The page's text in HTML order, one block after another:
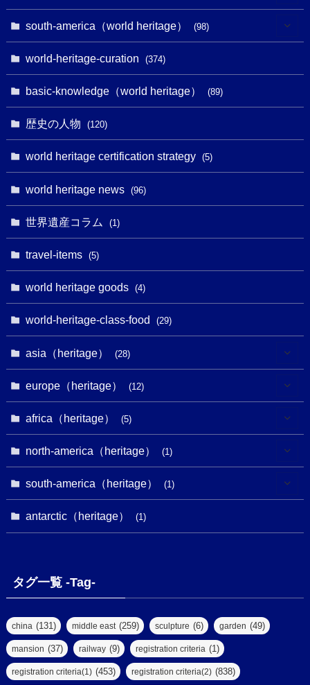
(10)
(10)
(11)
(18)
(3)
(7)
(1)
(5)
(39)
(1)
(43)
(4)
(20)
(2)
(5)
(16)
(62)
(14)
(61)
(32)
(13)
(2)
(2)
(1)
(5)
(2)
(2)
(1)
(8)
(4)
(25)
(6)
(1)
(4)
(1)
(31)
(27)
(10)
(1)
(7)
(2)
(47)
south-america（world heritage） (98)
(14)
(4)
(9)
(3)
(27)
(5)
(8)
world-heritage-curation (374)
basic-knowledge（world heritage） (89)
歴史の人物 (120)
world heritage certification strategy (5)
world heritage news (96)
世界遺産コラム (1)
travel-items (5)
world heritage goods (4)
world-heritage-class-food (29)
asia（heritage） (28)
(1)
(1)
(1)
(18)
(2)
(1)
europe（heritage） (12)
(2)
(1)
(2)
(2)
africa（heritage） (5)
(3)
north-america（heritage） (1)
(1)
(1)
south-america（heritage） (1)
(1)
antarctic（heritage） (1)
タグ一覧 -Tag-
china (131) middle east (259) sculpture (6) garden (49)
mansion (37) railway (9) registration criteria (1)
registration criteria(1) (453) registration criteria(2) (838)